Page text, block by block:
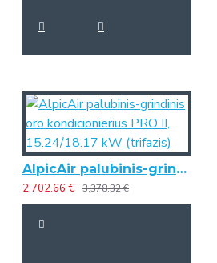
AlpicAir palubinis-grindinis oro kondicionierius PRO II, 15.24/18.17 kW (trifazis)
2,702.66 € 3,378.32 €